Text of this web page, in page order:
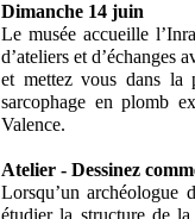
Dimanche 14 juin
Le musée accueille
d’ateliers et d’échanges
et mettez vous dans la
sarcophage en plomb
Valence.
Atelier - Dessinez
Lorsqu’un
étudier la structure de